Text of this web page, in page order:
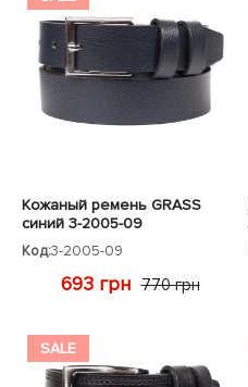
Кожаный ремень GRASS
синий 3-2005-09
Код:3-2005-09
693 грн 770 грн
SALE